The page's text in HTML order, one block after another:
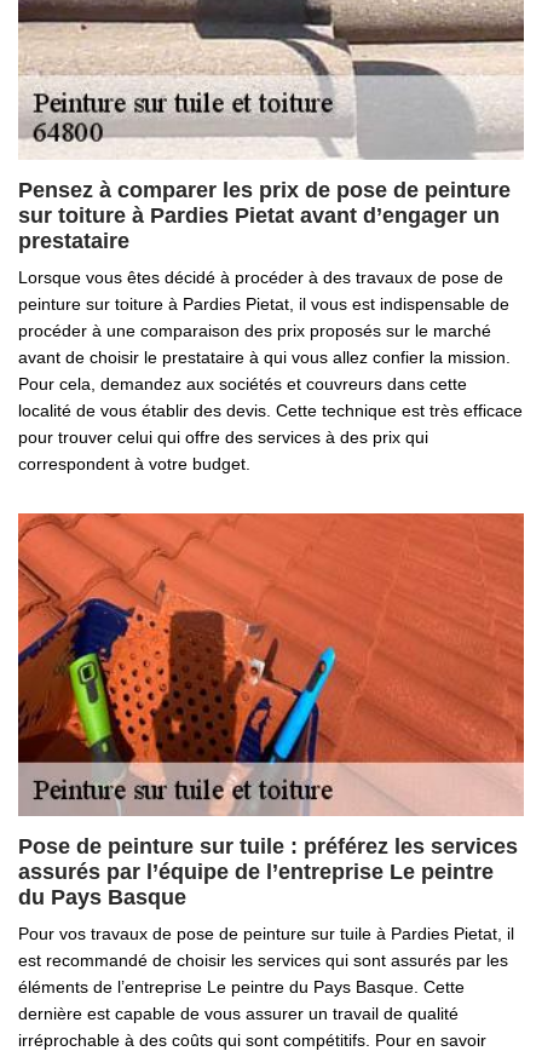
Pensez à comparer les prix de pose de peinture
sur toiture à Pardies Pietat avant d’engager un
prestataire
Lorsque vous êtes décidé à procéder à des travaux de pose de
peinture sur toiture à Pardies Pietat, il vous est indispensable de
procéder à une comparaison des prix proposés sur le marché
avant de choisir le prestataire à qui vous allez confier la mission.
Pour cela, demandez aux sociétés et couvreurs dans cette
localité de vous établir des devis. Cette technique est très efficace
pour trouver celui qui offre des services à des prix qui
correspondent à votre budget.
Pose de peinture sur tuile : préférez les services
assurés par l’équipe de l’entreprise Le peintre
du Pays Basque
Pour vos travaux de pose de peinture sur tuile à Pardies Pietat, il
est recommandé de choisir les services qui sont assurés par les
éléments de l’entreprise Le peintre du Pays Basque. Cette
dernière est capable de vous assurer un travail de qualité
irréprochable à des coûts qui sont compétitifs. Pour en savoir